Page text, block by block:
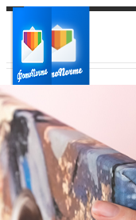
Ваш город:
Ваш регион доставки
Выберите из списка: